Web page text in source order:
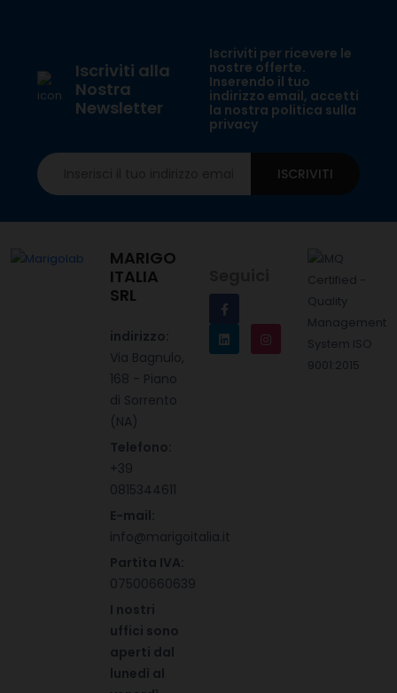
Iscriviti alla
Nostra
Newsletter
Iscriviti per ricevere le
nostre offerte.
Inserendo il tuo
indirizzo email, accetti
la nostra politica sulla
privacy
ISCRIVITI
MARIGO
ITALIA
SRL
indirizzo:
Via Bagnulo,
168 - Piano
di Sorrento
(NA)
Telefono:
+39
0815344611
E-mail:
info@marigoitalia.it
Partita IVA:
07500660639
I nostri
uffici sono
aperti dal
lunedì al